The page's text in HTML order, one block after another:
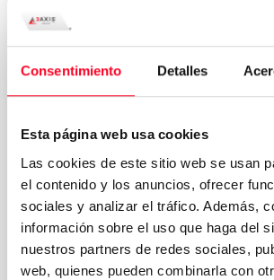
Consentimiento Detalles
Esta página web usa cookies
Las cookies de este sitio web se usan
el contenido y los anuncios, ofrecer
sociales y analizar el tráfico. Además,
información sobre el uso que haga del
nuestros partners de redes sociales,
web, quienes pueden combinarla con